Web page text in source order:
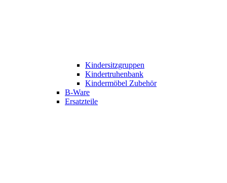
Kindersitzgruppen
Kindertruhenbank
Kindermöbel Zubehör
B-Ware
Ersatzteile